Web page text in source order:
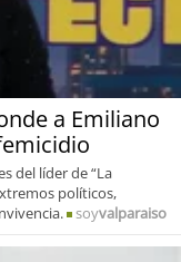
a Emiliano
del líder de “La
políticos,
soyvalparaiso